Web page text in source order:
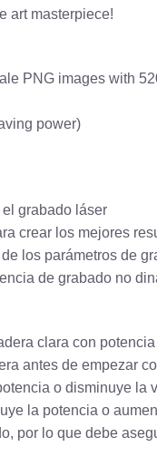
art masterpiece!
PNG images with
power)
grabado láser
crear los mejores
los parámetros de
de grabado no
clara con
antes de empezar
o disminuye la
la potencia o
por lo que debe